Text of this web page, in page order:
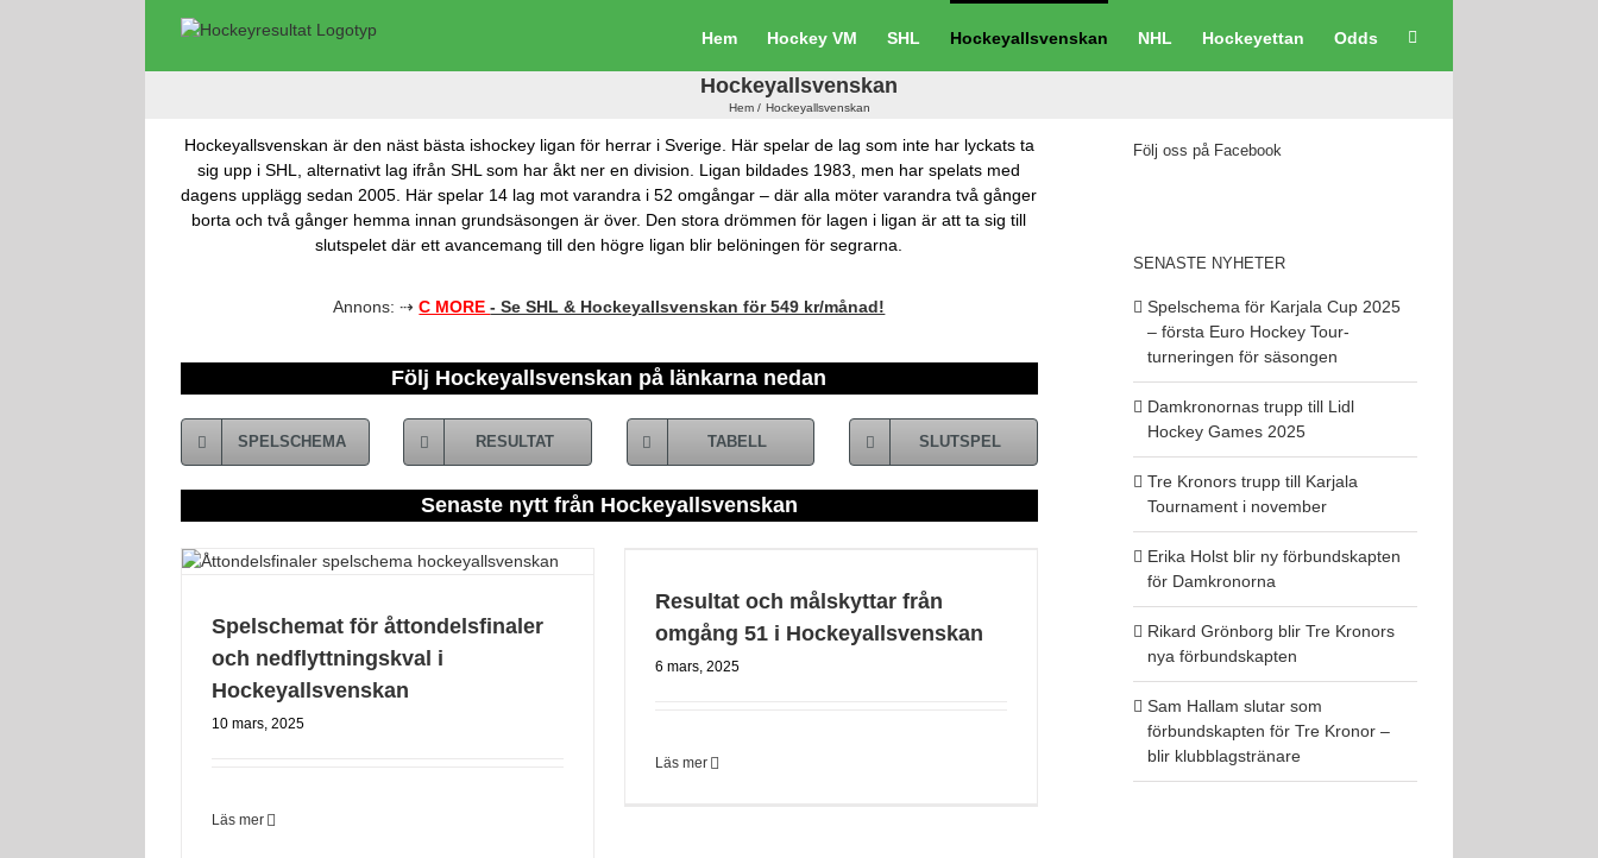
Hem Hockey VM SHL Hockeyallsvenskan NHL Hockeyettan Odds
Hockeyallsvenskan
Hem Hockeyallsvenskan
Hockeyallsvenskan är den näst bästa ishockey ligan för herrar i Sverige. Här spelar de lag som inte har lyckats ta
sig upp i SHL, alternativt lag ifrån SHL som har åkt ner en division. Ligan bildades 1983, men har spelats med
dagens upplägg sedan 2005. Här spelar 14 lag mot varandra i 52 omgångar – där alla möter varandra två gånger
borta och två gånger hemma innan grundsäsongen är över. Den stora drömmen för lagen i ligan är att ta sig till
slutspelet där ett avancemang till den högre ligan blir belöningen för segrarna.
Annons: ⇢C MORE- Se SHL & Hockeyallsvenskan för 549 kr/månad!
Följ Hockeyallsvenskan på länkarna nedan
SPELSCHEMA RESULTAT TABELL SLUTSPEL
Senaste nytt från Hockeyallsvenskan
Spelschemat för åttondelsfinaler
och nedflyttningskval i
Hockeyallsvenskan
10 mars, 2025
Läs mer
Resultat och målskyttar från
omgång 51 i Hockeyallsvenskan
6 mars, 2025
Läs mer
Följ oss på Facebook
SENASTE NYHETER
Spelschema för Karjala Cup 2025
– första Euro Hockey Tour-
turneringen för säsongen
Damkronornas trupp till Lidl
Hockey Games 2025
Tre Kronors trupp till Karjala
Tournament i november
Erika Holst blir ny förbundskapten
för Damkronorna
Rikard Grönborg blir Tre Kronors
nya förbundskapten
Sam Hallam slutar som
förbundskapten för Tre Kronor –
blir klubblagstränare